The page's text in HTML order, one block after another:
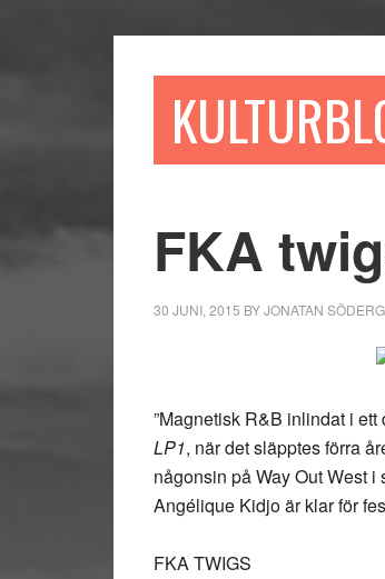
FKA
30 JUNI, 2015 BYJONATAN
”Magnetisk R&B inlindat i
LP1, när det släpptes förra
någonsin på Way Out West
Angélique Kidjo är klar för
FKA TWIGS